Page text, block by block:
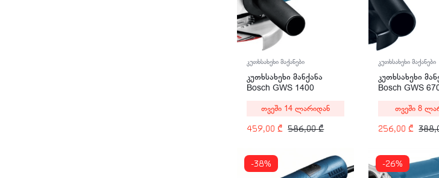
კუთხსახეხი მაქანები
კუთხსახეხი მანქანა
Bosch GWS 1400
586,00₾
459,00₾
თვეში 14 ლარიდან
კუთხსახეხი მაქანები
კუთხსახეხი
Bosch GWS
(0601375606)
256,00₾
თვეში 8
-38% -26%